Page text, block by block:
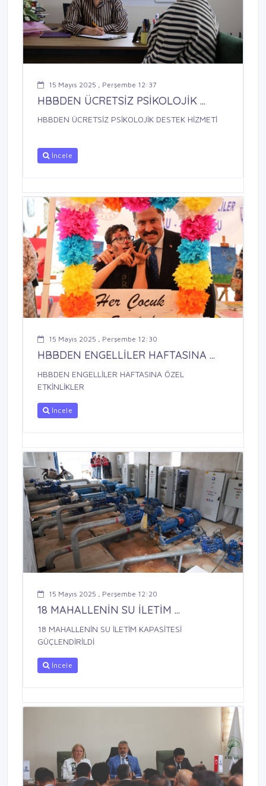
15 Mayıs 2025 , Perşembe 12:37
HBBDEN ÜCRETSİZ PSİKOLOJİK ...
HBBDEN ÜCRETSİZ PSİKOLOJİK DESTEK HİZMETİ
İncele
15 Mayıs 2025 , Perşembe 12:30
HBBDEN ENGELLİLER HAFTASINA ...
HBBDEN ENGELLİLER HAFTASINA ÖZEL
ETKİNLİKLER
İncele
15 Mayıs 2025 , Perşembe 12:20
18 MAHALLENİN SU İLETİM ...
18 MAHALLENİN SU İLETİM KAPASİTESİ
GÜÇLENDİRİLDİ
İncele